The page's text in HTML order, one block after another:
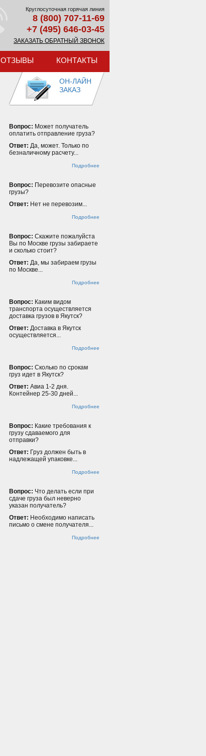
Круглосуточная горячая линия
8 (800) 707-11-69
+7 (495) 646-03-45
ЗАКАЗАТЬ ОБРАТНЫЙ ЗВОНОК
ОТЗЫВЫ КОНТАКТЫ
ОН-ЛАЙН
ЗАКАЗ
Вопрос: Может получатель
оплатить отправление груза?
Ответ: Да, может. Только по
безналичному расчету...
Подробнее
Вопрос: Перевозите опасные
грузы?
Ответ: Нет не перевозим...
Подробнее
Вопрос: Скажите пожалуйста
Вы по Москве грузы забираете
и сколько стоит?
Ответ: Да, мы забираем грузы
по Москве...
Подробнее
Вопрос: Каким видом
транспорта осуществляется
доставка грузов в Якутск?
Ответ: Доставка в Якутск
осуществляется...
Подробнее
Вопрос: Сколько по срокам
груз идет в Якутск?
Ответ: Авиа 1-2 дня.
Контейнер 25-30 дней...
Подробнее
Вопроc: Какие требования к
грузу сдаваемого для
отправки?
Ответ: Груз должен быть в
надлежащей упаковке...
Подробнее
Вопрос: Что делать если при
сдаче груза был неверно
указан получатель?
Ответ: Необходимо написать
письмо о смене получателя...
Подробнее